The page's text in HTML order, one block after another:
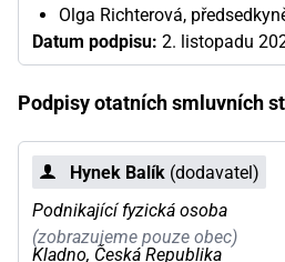
Olga Richterová,
Datum podpisu: 2. listopadu
Podpisy otatních smluvních
Hynek Balík (dodavatel)
Podnikající fyzická osoba
(zobrazujeme pouze obec)
Kladno, Česká Republika